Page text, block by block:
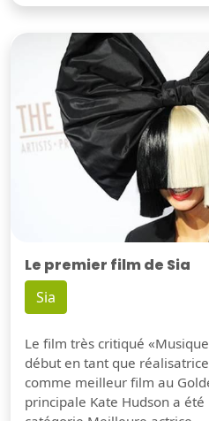
Le premier film de Sia
Sia
Le film très critiqué
début en tant que
comme meilleur film au
principale Kate Hudson a